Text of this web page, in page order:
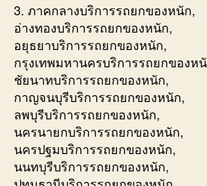
3. ภาคกลางบริการรถยกของหนัก,
อ่างทองบริการรถยกของหนัก,
อยุธยาบริการรถยกของหนัก,
กรุงเทพมหานครบริการรถยกของห
ชัยนาทบริการรถยกของหนัก,
กาญจนบุรีบริการรถยกของหนัก,
ลพบุรีบริการรถยกของหนัก,
นครนายกบริการรถยกของหนัก,
นครปฐมบริการรถยกของหนัก,
นนทบุรีบริการรถยกของหนัก,